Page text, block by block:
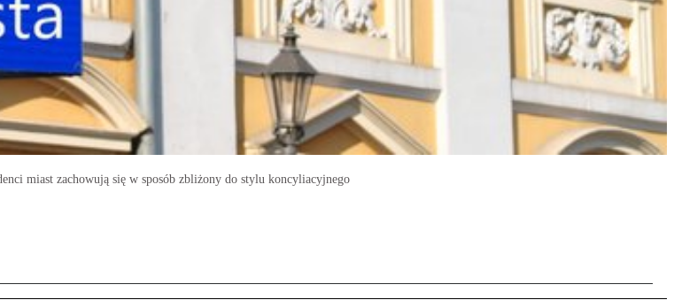
miast zachowują się w sposób zbliżony do stylu koncyliacyjnego